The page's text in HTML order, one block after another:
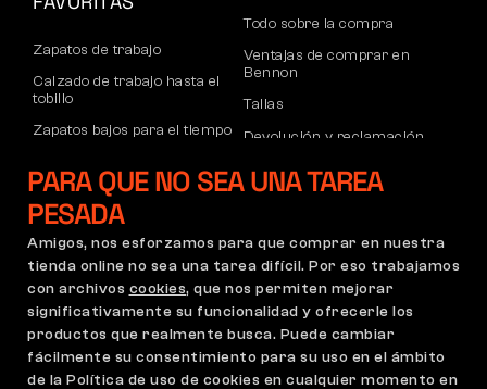
Zapatos de trabajo
Calzado de trabajo hasta el
tobillo
Zapatos bajos para el tiempo
Calzado informal de tobillo
Pantalones
Sudaderas
Todo sobre la compra
Ventajas de comprar en
Bennon
Tallas
Devolución y reclamación
Transporte y pago
Reclamaciones y garantía
Condiciones Generales
Política de Reclamaciones
Configuración de cookies
GDPR
PARA QUE NO SEA UNA TAREA
PESADA
Amigos, nos esforzamos para que comprar en nuestra
tienda online no sea una tarea difícil. Por eso trabajamos
con archivos cookies, que nos permiten mejorar
significativamente su funcionalidad y ofrecerle los
productos que realmente busca. Puede cambiar
fácilmente su consentimiento para su uso en el ámbito
de la Política de uso de cookies en cualquier momento en